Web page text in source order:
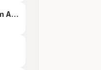
Zatından Güzeldir Sultanım Allah